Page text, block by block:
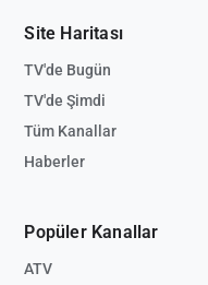
Site Haritası
TV'de Bugün
TV'de Şimdi
Tüm Kanallar
Haberler
Popüler Kanallar
ATV